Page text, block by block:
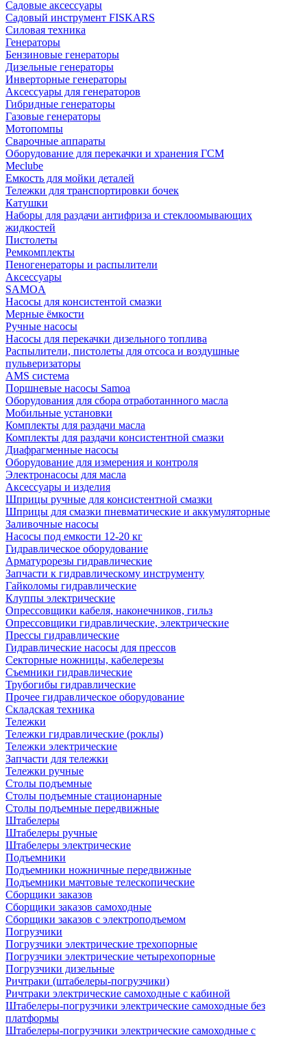
Садовые аксессуары
Садовый инструмент FISKARS
Силовая техника
Генераторы
Бензиновые генераторы
Дизельные генераторы
Инверторные генераторы
Аксессуары для генераторов
Гибридные генераторы
Газовые генераторы
Мотопомпы
Сварочные аппараты
Оборудование для перекачки и хранения ГСМ
Meclube
Емкость для мойки деталей
Тележки для транспортировки бочек
Катушки
Наборы для раздачи антифриза и стеклоомывающих
жидкостей
Пистолеты
Ремкомплекты
Пеногенераторы и распылители
Аксессуары
SAMOA
Насосы для консистентой смазки
Мерные ёмкости
Ручные насосы
Насосы для перекачки дизельного топлива
Распылители, пистолеты для отсоса и воздушные
пульверизаторы
AMS система
Поршневые насосы Samoa
Оборудования для сбора отработаннного масла
Мобильные установки
Комплекты для раздачи масла
Комплекты для раздачи консистентной смазки
Диафрагменные насосы
Оборудование для измерения и контроля
Электронасосы для масла
Аксессуары и изделия
Шприцы ручные для консистентной смазки
Шприцы для смазки пневматические и аккумуляторные
Заливочные насосы
Насосы под емкости 12-20 кг
Гидравлическое оборудование
Арматурорезы гидравлические
Запчасти к гидравлическому инструменту
Гайколомы гидравлические
Клуппы электрические
Опрессовщики кабеля, наконечников, гильз
Опрессовщики гидравлические, электрические
Прессы гидравлические
Гидравлические насосы для прессов
Секторные ножницы, кабелерезы
Съемники гидравлические
Трубогибы гидравлические
Прочее гидравлическое оборудование
Складская техника
Тележки
Тележки гидравлические (роклы)
Тележки электрические
Запчасти для тележки
Тележки ручные
Столы подъемные
Столы подъемные стационарные
Столы подъемные передвижные
Штабелеры
Штабелеры ручные
Штабелеры электрические
Подъемники
Подъемники ножничные передвижные
Подъемники мачтовые телескопические
Сборщики заказов
Сборщики заказов самоходные
Сборщики заказов с электроподъемом
Погрузчики
Погрузчики электрические трехопорные
Погрузчики электрические четырехопорные
Погрузчики дизельные
Ричтраки (штабелеры-погрузчики)
Ричтраки электрические самоходные с кабиной
Штабелеры-погрузчики электрические самоходные без
платформы
Штабелеры-погрузчики электрические самоходные с